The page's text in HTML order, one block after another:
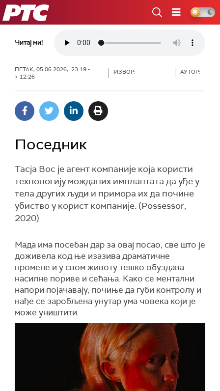
РТС
Читај ми!
ПЕТАК, 05.06.2026, 23:19 -
> 12:26
ИЗВОР: АУТОР:
Поседник
Тасја Вос је агент компаније која користи
технологију можданих имплантата да уђе у
тела других људи и примора их да почине
убиство у корист компаније. (Possessor,
2020)
Мада има посебан дар за овај посао, све што је
доживела код ње изазива драматичне
промене и у свом животу тешко обуздава
насилне пориве и сећања. Како се ментални
напори појачавају, почиње да губи контролу и
нађе се заробљена унутар ума човека који је
може уништити.